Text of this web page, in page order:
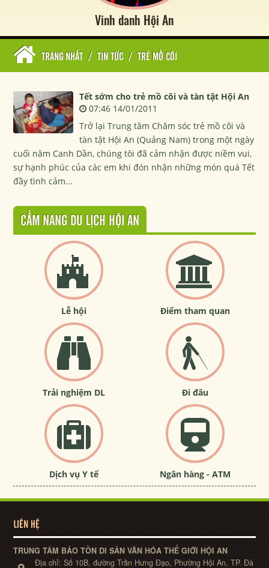
Vinh danh Hội An
TRANG NHẤT / TIN TỨC / TRẺ MỒ CÔI
Tết sớm cho trẻ mồ côi và tàn tật Hội An
07:46 14/01/2011
Trở lại Trung tâm Chăm sóc trẻ mồ côi và
tàn tật Hội An (Quảng Nam) trong một ngày
cuối năm Canh Dần, chúng tôi đã cảm nhận được niềm vui,
sự hạnh phúc của các em khi đón nhận những món quá Tết
đầy tình cảm...
CẨM NANG DU LỊCH HỘI AN
Lễ hội Điểm tham quan
Trải nghiệm DL Đi đâu
Dịch vụ Y tế Ngân hàng - ATM
LIÊN HỆ
TRUNG TÂM BẢO TỒN DI SẢN VĂN HÓA THẾ GIỚI HỘI AN
Địa chỉ:Số 10B, đường Trần Hưng Đạo, Phường Hội An, TP. Đà